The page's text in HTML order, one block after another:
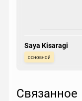
Saya Kisaragi
основной
Связанное